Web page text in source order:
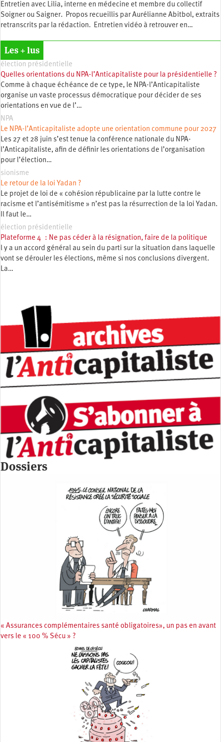
Entretien avec Lilia, interne en médecine et membre du collectif
Soigner ou Saigner. Propos recueillis par Aurélianne Abitbol, extraits
retranscrits par la rédaction. Entretien vidéo à retrouver en…
Les + lus
élection présidentielle
Quelles orientations du NPA-l’Anticapitaliste pour la présidentielle ?
Comme à chaque échéance de ce type, le NPA-l’Anticapitaliste
organise un vaste processus démocratique pour décider de ses
orientations en vue de l’…
NPA
Le NPA-l’Anticapitaliste adopte une orientation commune pour 2027
Les 27 et 28 juin s’est tenue la conférence nationale du NPA-
l’Anticapitaliste, afin de définir les orientations de l’organisation
pour l’élection…
sionisme
Le retour de la loi Yadan ?
Le projet de loi de « cohésion républicaine par la lutte contre le
racisme et l’antisémitisme » n’est pas la résurrection de la loi Yadan.
Il faut le…
élection présidentielle
Plateforme 4 : Ne pas céder à la résignation, faire de la politique
l y a un accord général au sein du parti sur la situation dans laquelle
vont se dérouler les élections, même si nos conclusions divergent.
La…
Dossiers
« Assurances complémentaires santé obligatoires», un pas en avant
vers le « 100 % Sécu » ?